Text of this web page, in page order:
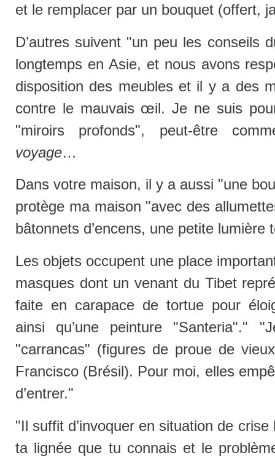
et le remplacer par un bouquet (offert,
D’autres suivent "un peu les conseils
longtemps en Asie, et nous avons
disposition des meubles et il y a des
contre le mauvais œil. Je ne suis
"miroirs profonds", peut-être
voyage…
Dans votre maison, il y a aussi "une
protège ma maison "avec des
bâtonnets d’encens, une petite lumière
Les objets occupent une place
masques dont un venant du Tibet
faite en carapace de tortue pour
ainsi qu’une peinture "Santeria"."
"carrancas" (figures de proue de
Francisco (Brésil). Pour moi, elles
d’entrer."
"Il suffit d’invoquer en situation de
ta lignée que tu connais et le